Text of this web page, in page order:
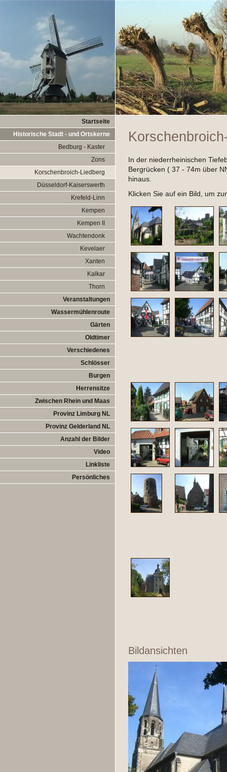
Startseite
Historische Stadt - und Ortskerne
Bedburg - Kaster
Zons
Korschenbroich-Liedberg
Düsseldorf-Kaiserswerth
Krefeld-Linn
Kempen
Kempen II
Wachtendonk
Kevelaer
Xanten
Kalkar
Thorn
Veranstaltungen
Wassermühlenroute
Gärten
Oldtimer
Verschiedenes
Schlösser
Burgen
Herrensitze
Zwischen Rhein und Maas
Provinz Limburg NL
Provinz Gelderland NL
Anzahl der Bilder
Video
Linkliste
Persönliches
In der niederrheinischen
Bergrücken ( 37 - 74m über
hinaus.
Klicken Sie auf ein Bild, um
Bildansichten